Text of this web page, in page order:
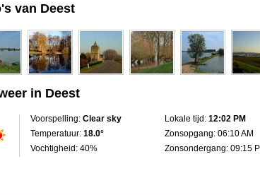
van Deest
in Deest
Voorspelling: Clear sky
Temperatuur: 18.0°
Vochtigheid: 40%
Lokale tijd: 12:02 PM
Zonsopgang: 06:10 AM
Zonsondergang: 09:15